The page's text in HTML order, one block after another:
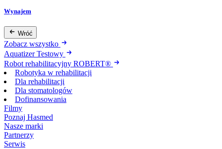
Wynajem
Wróć
Zobacz wszystko
Aquatizer Testowy
Robot rehabilitacyjny ROBERT®
Robotyka w rehabilitacji
Dla rehabilitacji
Dla stomatologów
Dofinansowania
Filmy
Poznaj Hasmed
Nasze marki
Partnerzy
Serwis